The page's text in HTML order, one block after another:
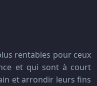
rentables pour ceux
et qui sont à court
et arrondir leurs fins